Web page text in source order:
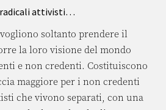
radicali attivisti…
soltanto prendere il
la loro visione del mondo
e non credenti. Costituiscono
maggiore per i non credenti
che vivono separati, con una